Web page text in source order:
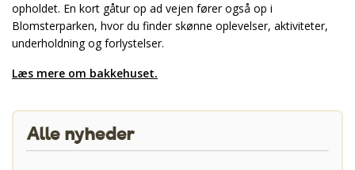
opholdet. En kort gåtur op ad vejen fører også op i
Blomsterparken, hvor du finder skønne oplevelser, aktiviteter,
underholdning og forlystelser.
Læs mere om bakkehuset.
Alle nyheder